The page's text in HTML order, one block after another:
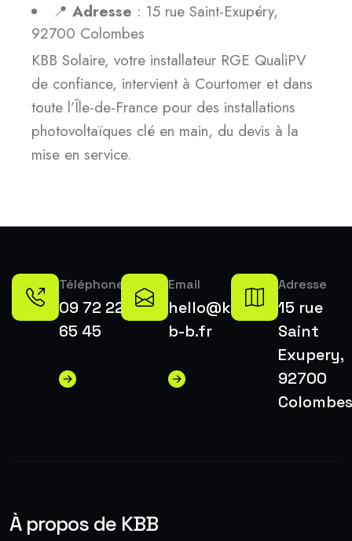
📍 Adresse : 15 rue Saint-Exupéry,
92700 Colombes
KBB Solaire, votre installateur RGE QualiPV
de confiance, intervient à Courtomer et dans
toute l’Île-de-France pour des installations
photovoltaïques clé en main, du devis à la
mise en service.
Téléphone
09 72 22
65 45
Email
hello@k-
b-b.fr
Adresse
15 rue
Saint
Exupery,
92700
Colombes
À propos de KBB